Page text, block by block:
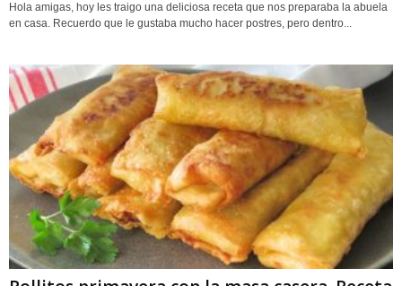
Hola amigas, hoy les traigo una deliciosa receta que nos preparaba la abuela
en casa. Recuerdo que le gustaba mucho hacer postres, pero dentro...